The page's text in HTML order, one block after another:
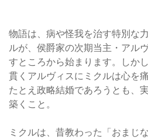
物語は、病や怪我を治す特別な
ルが、侯爵家の次期当主・アル
すところから始まります。しか
貫くアルヴィスにミクルは心を
たとえ政略結婚であろうとも、
築くこと。
ミクルは、昔教わった「おまじ